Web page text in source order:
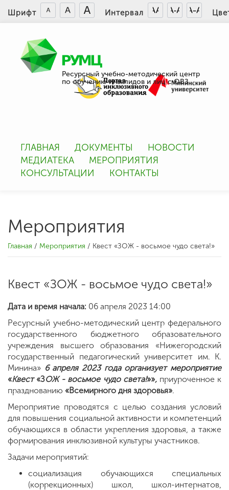
Шрифт Интервал
Ресурсный учебно-методический центр
по обучению инвалидов и лиц с ОВЗ
ГЛАВНАЯ ДОКУМЕНТЫ
НОВОСТИ
МЕДИАТЕКА
МЕРОПРИЯТИЯ
КОНСУЛЬТАЦИИ
КОНТАКТЫ
Мероприятия
Главная / Мероприятия / Квест «ЗОЖ - восьмое чудо света!»
Квест «ЗОЖ - восьмое чудо света!»
Дата и время начала: 06 апреля 2023 14:00
Ресурсный учебно-методический центр федерального
государственного бюджетного образовательного
учреждения высшего образования «Нижегородский
государственный педагогический университет им. К.
Минина» 6 апреля 2023 года организует мероприятие
«Квест «ЗОЖ - восьмое чудо света!»», приуроченное к
празднованию «Всемирного дня здоровья».
Мероприятие проводятся с целью создания условий
для повышения социальной активности и компетенций
обучающихся в области укрепления здоровья, а также
формирования инклюзивной культуры участников.
Задачи мероприятий:
социализация обучающихся специальных
(коррекционных) школ, школ-интернатов,